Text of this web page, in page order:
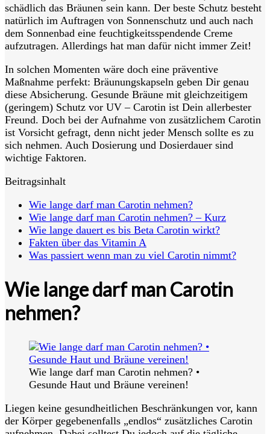
schädlich das Bräunen sein kann. Der beste Schutz besteht
natürlich im Auftragen von Sonnenschutz und auch nach
dem Sonnenbad eine feuchtigkeitsspendende Creme
aufzutragen. Allerdings hat man dafür nicht immer Zeit!
In solchen Momenten wäre doch eine präventive
Maßnahme perfekt: Bräunungskapseln geben Dir genau
diese Absicherung. Gesunde Bräune mit gleichzeitigem
(geringem) Schutz vor UV – Carotin ist Dein allerbester
Freund. Doch bei der Aufnahme von zusätzlichem Carotin
ist Vorsicht gefragt, denn nicht jeder Mensch sollte es zu
sich nehmen. Auch Dosierung und Dosierdauer sind
wichtige Faktoren.
Beitragsinhalt
Wie lange darf man Carotin nehmen?
Wie lange darf man Carotin nehmen? – Kurz
Wie lange dauert es bis Beta Carotin wirkt?
Fakten über das Vitamin A
Was passiert wenn man zu viel Carotin nimmt?
Wie lange darf man Carotin
nehmen?
Wie lange darf man Carotin nehmen? •
Gesunde Haut und Bräune vereinen!
Liegen keine gesundheitlichen Beschränkungen vor, kann
der Körper gegebenenfalls „endlos“ zusätzliches Carotin